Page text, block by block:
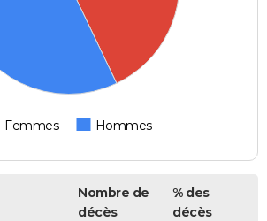
Femmes Hommes
Nombre de
décès
% des
décès